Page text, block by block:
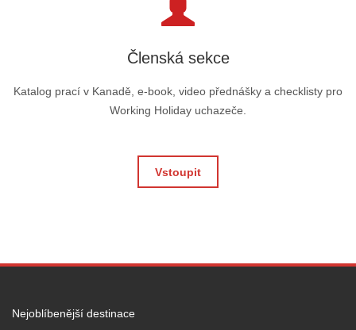
Členská sekce
Katalog prací v Kanadě, e-book, video přednášky a checklisty pro
Working Holiday uchazeče.
Vstoupit
Nejoblíbenější destinace